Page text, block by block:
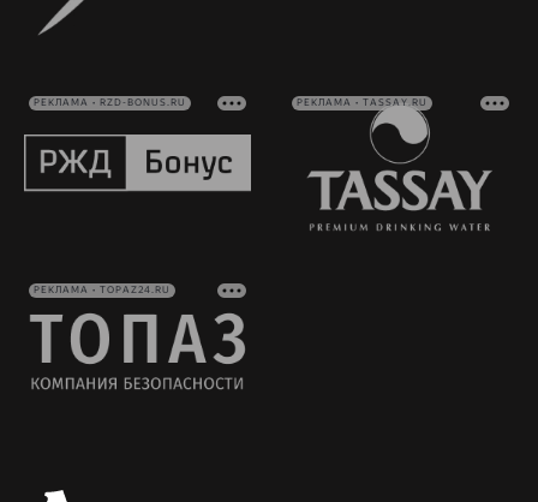
РЕКЛАМА • RZD-BONUS.RU РЕКЛАМА • TASSAY.RU
РЕКЛАМА • TOPAZ24.RU